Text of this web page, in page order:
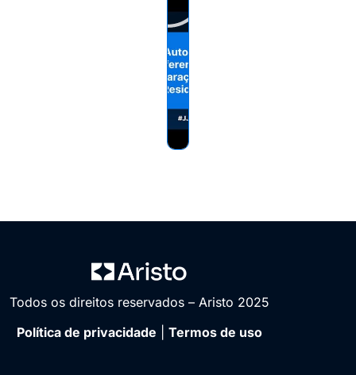
Todos os direitos reservados – Aristo 2025
Política de privacidade
Termos de uso